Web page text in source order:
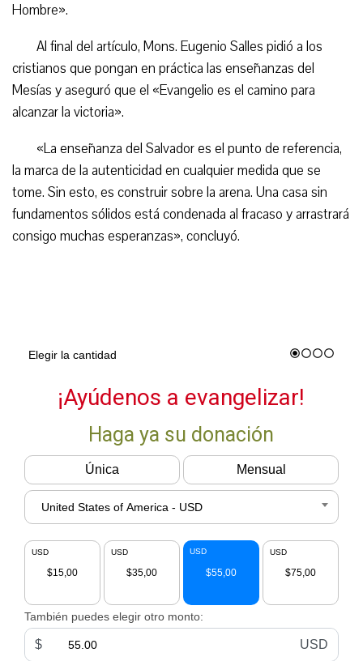
Hombre».
Al final del artículo, Mons. Eugenio Salles pidió a los
cristianos que pongan en práctica las enseñanzas del
Mesías y aseguró que el «Evangelio es el camino para
alcanzar la victoria».
«La enseñanza del Salvador es el punto de referencia,
la marca de la autenticidad en cualquier medida que se
tome. Sin esto, es construir sobre la arena. Una casa sin
fundamentos sólidos está condenada al fracaso y arrastrará
consigo muchas esperanzas», concluyó.